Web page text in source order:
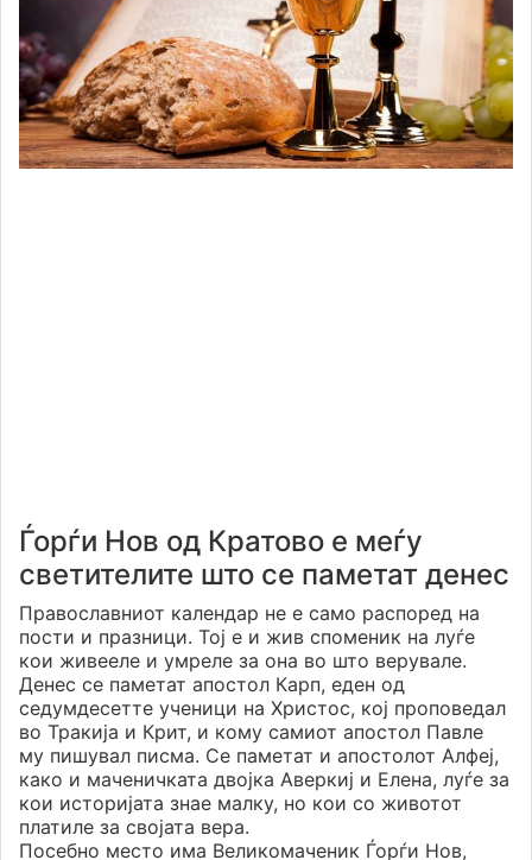
Ѓорѓи Нов од Кратово е меѓу
светителите што се паметат денес
Православниот календар не е само распоред на
пости и празници. Тој е и жив споменик на луѓе
кои живееле и умреле за она во што верувале.
Денес се паметат апостол Карп, еден од
седумдесетте ученици на Христос, кој проповедал
во Тракија и Крит, и кому самиот апостол Павле
му пишувал писма. Се паметат и апостолот Алфеј,
како и маченичката двојка Аверкиј и Елена, луѓе за
кои историјата знае малку, но кои со животот
платиле за својата вера.
Посебно место има Великомаченик Ѓорѓи Нов,